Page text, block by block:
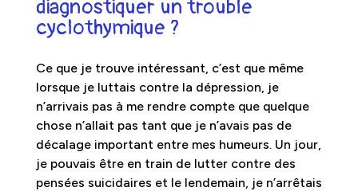
diagnostiquer un trouble
cyclothymique ?
Ce que je trouve intéressant, c’est que même
lorsque je luttais contre la dépression, je
n’arrivais pas à me rendre compte que quelque
chose n’allait pas tant que je n’avais pas de
décalage important entre mes humeurs. Un jour,
je pouvais être en train de lutter contre des
pensées suicidaires et le lendemain, je n’arrêtais